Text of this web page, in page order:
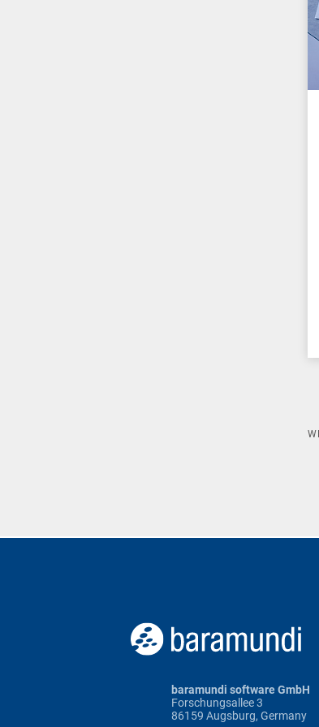
baramundi software GmbH
Forschungsallee 3
86159 Augsburg, Germany